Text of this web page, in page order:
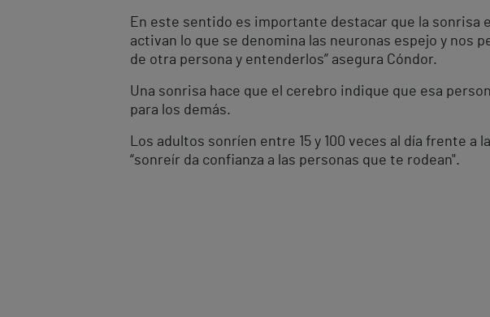
En este sentido es importante destacar que la sonrisa
activan lo que se denomina las neuronas espejo y nos
de otra persona y entenderlos” asegura Cóndor.
Una sonrisa hace que el cerebro indique que esa
para los demás.
Los adultos sonríen entre 15 y 100 veces al día frente a
“sonreír da confianza a las personas que te rodean".